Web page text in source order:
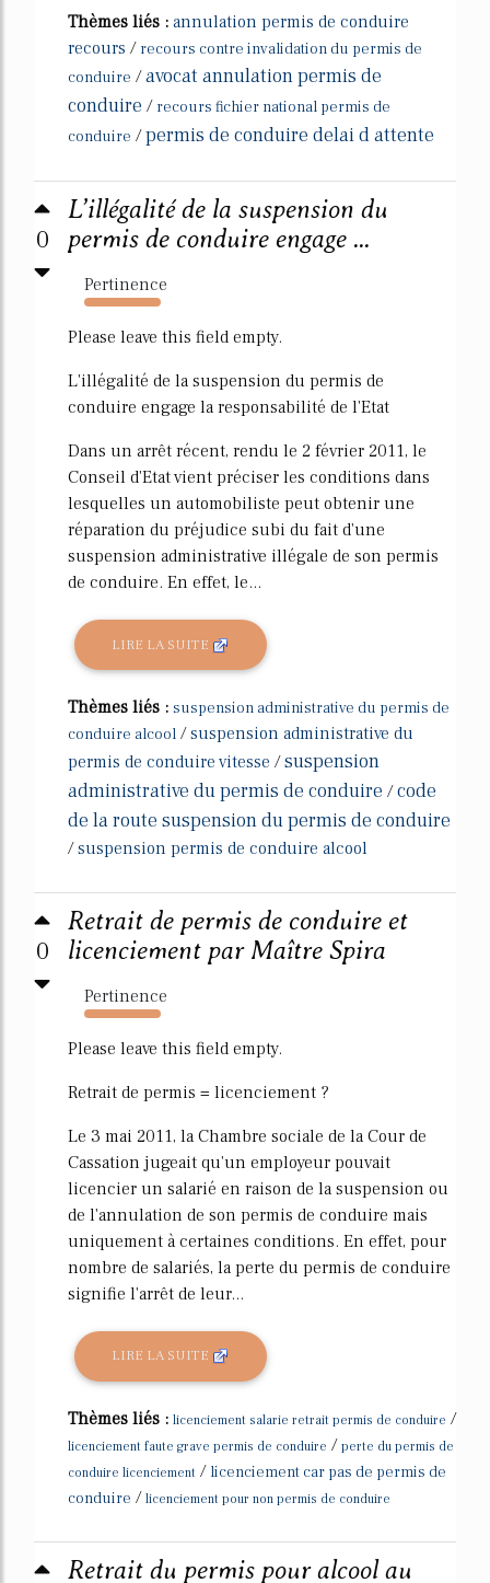
Thèmes liés : annulation permis de conduire
recours / recours contre invalidation du permis de
conduire /avocat annulation permis de
conduire / recours fichier national permis de
conduire /permis de conduire delai d attente
0
L’illégalité de la suspension du
permis de conduire engage ...
Pertinence
1402%
Please leave this field empty.
L'illégalité de la suspension du permis de
conduire engage la responsabilité de l'Etat
Dans un arrêt récent, rendu le 2 février 2011, le
Conseil d'Etat vient préciser les conditions dans
lesquelles un automobiliste peut obtenir une
réparation du préjudice subi du fait d'une
suspension administrative illégale de son permis
de conduire. En effet, le...
LIRE LA SUITE
Thèmes liés : suspension administrative du permis de
conduire alcool /suspension administrative du
permis de conduire vitesse /suspension
administrative du permis de conduire /code
de la route suspension du permis de conduire
/suspension permis de conduire alcool
0
Retrait de permis de conduire et
licenciement par Maître Spira
Pertinence
1171%
Please leave this field empty.
Retrait de permis = licenciement ?
Le 3 mai 2011, la Chambre sociale de la Cour de
Cassation jugeait qu'un employeur pouvait
licencier un salarié en raison de la suspension ou
de l'annulation de son permis de conduire mais
uniquement à certaines conditions. En effet, pour
nombre de salariés, la perte du permis de conduire
signifie l'arrêt de leur...
LIRE LA SUITE
Thèmes liés : licenciement salarie retrait permis de conduire /
licenciement faute grave permis de conduire / perte du permis de
conduire licenciement / licenciement car pas de permis de
conduire / licenciement pour non permis de conduire
Retrait du permis pour alcool au